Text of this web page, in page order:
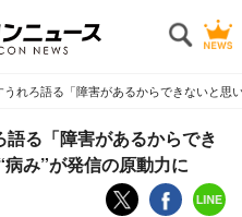
れろ語る「障害があるからできないと思
る「障害があるからでき
み”が発信の原動力に